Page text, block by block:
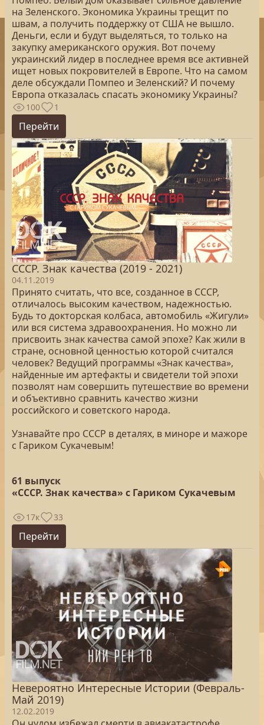
на Зеленского. Экономика Украины трещит по
швам, а получить поддержку от США не вышло.
Деньги, если и будут выделяться, то только на
закупку американского оружия. Вот почему
украинский лидер в последнее время все активней
ищет новых покровителей в Европе. Что на самом
деле обсуждали Помпео и Зеленский? И почему
Европа отказалась спасать экономику Украины?
100 1
Перейти
СССР. Знак качества (2019 - 2021)
04.11.2019
Принято считать, что все, созданное в СССР,
отличалось высоким качеством, надежностью.
Будь то докторская колбаса, автомобиль «Жигули»
или вся система здравоохранения. Но можно ли
присвоить знак качества самой эпохе? Как жили в
стране, основной ценностью которой считался
человек? Ведущий программы «Знак качества»,
найденные им артефакты и свидетели той эпохи
позволят нам совершить путешествие во времени
и объективно сравнить качество жизни
российского и советского народа.
Узнавайте про СССР в деталях, в миноре и мажоре
с Гариком Сукачевым!
61 выпуск
«СССР. Знак качества» с Гариком Сукачевым
17к 33
Перейти
Невероятно Интересные Истории (Февраль-
Май 2019)
12.02.2019